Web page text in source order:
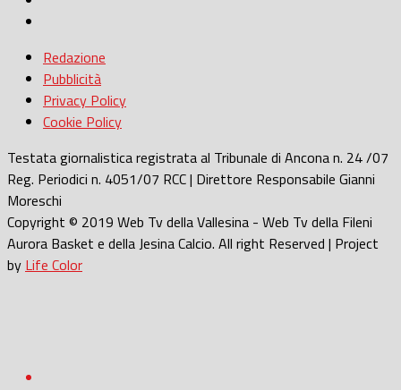
Redazione
Pubblicità
Privacy Policy
Cookie Policy
Testata giornalistica registrata al Tribunale di Ancona n. 24 /07
Reg. Periodici n. 4051/07 RCC | Direttore Responsabile Gianni
Moreschi
Copyright © 2019 Web Tv della Vallesina - Web Tv della Fileni
Aurora Basket e della Jesina Calcio. All right Reserved | Project
by Life Color